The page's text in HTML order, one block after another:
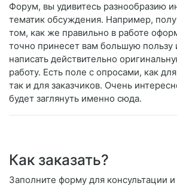
Форум, вы удивитесь разнообразию
тематик обсуждения. Например,
том, как же правильно в работе
точно принесет вам большую
написать действительно
работу. Есть поле с опросами, как
так и для заказчиков. Очень
будет заглянуть именно сюда.
Как заказать?
Заполните форму для консультации и